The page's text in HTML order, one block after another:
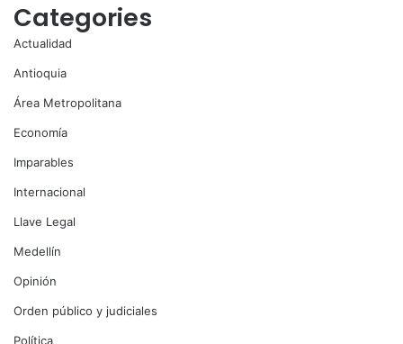
Categories
Actualidad
Antioquia
Área Metropolitana
Economía
Imparables
Internacional
Llave Legal
Medellín
Opinión
Orden público y judiciales
Política